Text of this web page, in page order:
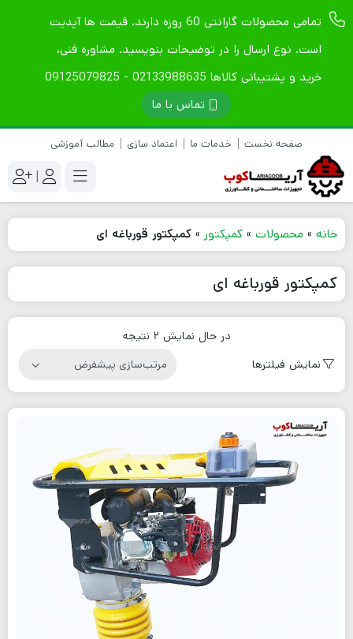
تمامی محصولات گارانتی 60 روزه دارند. قیمت ها آپدیت
است. نوع ارسال را در توضیحات بنویسید. مشاوره فنی،
خرید و پشتیبانی کالاها 02133988635 - 09125079825
تماس با ما
صفحه نخست خدمات ما اعتماد سازی مطالب آموزشی
|
خانه » محصولات » کمپکتور » کمپکتور قورباغه ای
کمپکتور قورباغه ای
در حال نمایش 2 نتیجه
نمایش فیلترها